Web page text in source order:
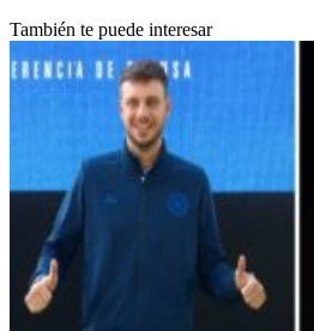
También te puede interesar